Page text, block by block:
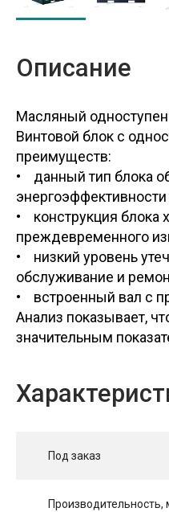
Описание
Масляный
Винтовой блок с
преимуществ:
• данный тип блока
• конструкция блока
преждевременного
• низкий уровень
обслуживание и
• встроенный вал с
Анализ показывает,
значительным
Под заказ